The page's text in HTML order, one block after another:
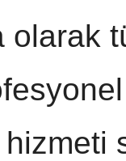
olarak